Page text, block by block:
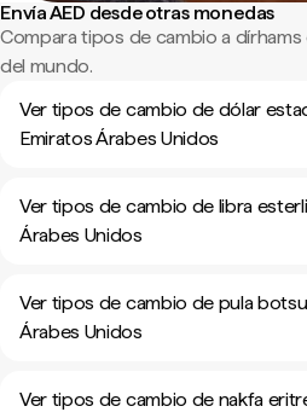
Envía AED desde otras monedas
Compara tipos de cambio a
del mundo.
Ver tipos de cambio de dólar
Emiratos Árabes Unidos
Ver tipos de cambio de libra
Árabes Unidos
Ver tipos de cambio de pula
Árabes Unidos
Ver tipos de cambio de nakfa